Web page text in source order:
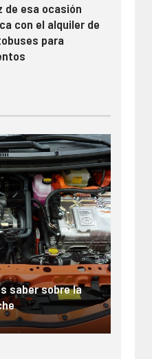
de esa ocasión
con el alquiler de
para
saber sobre la